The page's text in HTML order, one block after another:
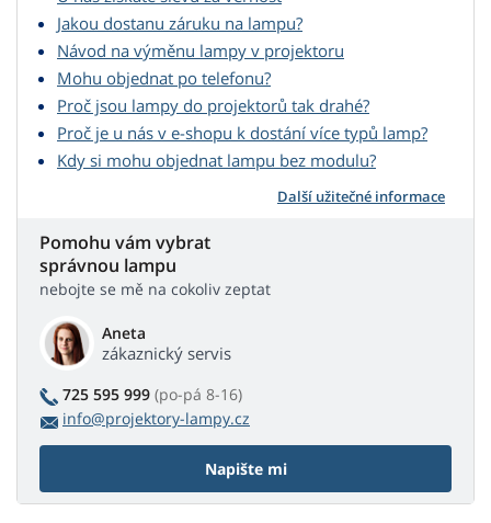
Jakou dostanu záruku na lampu?
Návod na výměnu lampy v projektoru
Mohu objednat po telefonu?
Proč jsou lampy do projektorů tak drahé?
Proč je u nás v e-shopu k dostání více typů lamp?
Kdy si mohu objednat lampu bez modulu?
Další užitečné informace
Pomohu vám vybrat
správnou lampu
nebojte se mě na cokoliv zeptat
Aneta
zákaznický servis
725 595 999 (po-pá 8-16)
info@projektory-lampy.cz
Napište mi